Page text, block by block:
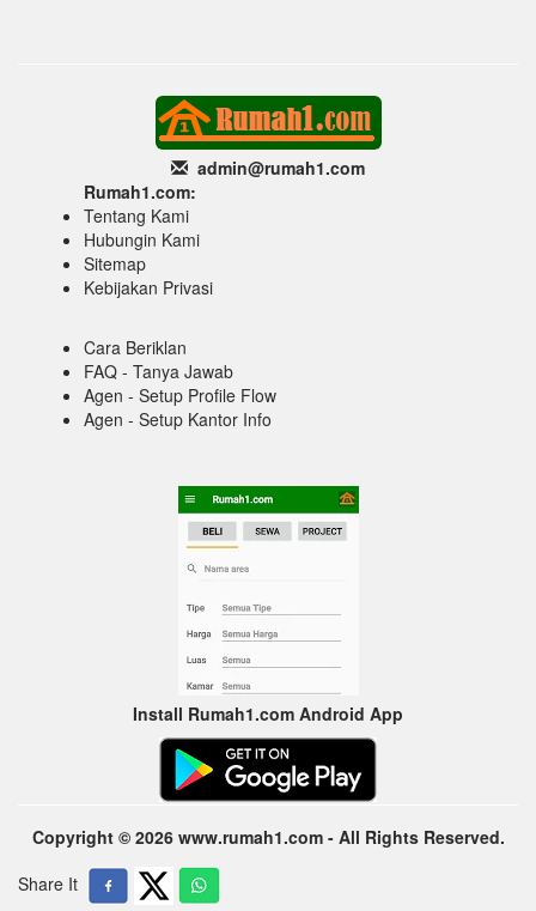
admin@rumah1.com
Rumah1.com:
Tentang Kami
Hubungin Kami
Sitemap
Kebijakan Privasi
Cara Beriklan
FAQ - Tanya Jawab
Agen - Setup Profile Flow
Agen - Setup Kantor Info
Install Rumah1.com Android App
Copyright © 2026 www.rumah1.com - All Rights Reserved.
Share It